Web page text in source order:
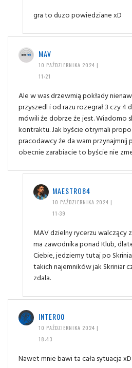
gra to duzo powiedziane xD
MAV
10 PAŹDZIERNIKA 2024 |
11:21
Ale w was drzewmią pokłady
przyszedl i od razu rozegrał 3 czy
mówili że dobrze że jest. Wiadomo
kontraktu. Jak byście otrymali
pracodawcy że da wam
obecnie zarabiacie to byście nie
MAESTRO84
10 PAŹDZIERNIKA 2024 |
11:39
MAV dzielny rycerzu walczący
ma zawodnika ponad Klub,
Ciebie, jedziemy tutaj po
takich najemników jak Skriniar
zdala.
INTER00
10 PAŹDZIERNIKA 2024 |
18:43
Nawet mnie bawi ta cała sytuacja xD